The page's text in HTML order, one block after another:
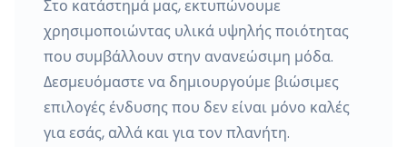
Στο κατάστημά μας, εκτυπώνουμε
χρησιμοποιώντας υλικά υψηλής ποιότητας
που συμβάλλουν στην ανανεώσιμη μόδα.
Δεσμευόμαστε να δημιουργούμε βιώσιμες
επιλογές ένδυσης που δεν είναι μόνο καλές
για εσάς, αλλά και για τον πλανήτη.